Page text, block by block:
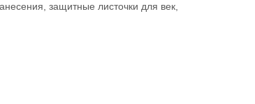
защитные листочки для век,